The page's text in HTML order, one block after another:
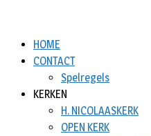
HOME
CONTACT
Spelregels
KERKEN
H. NICOLAASKERK
OPEN KERK